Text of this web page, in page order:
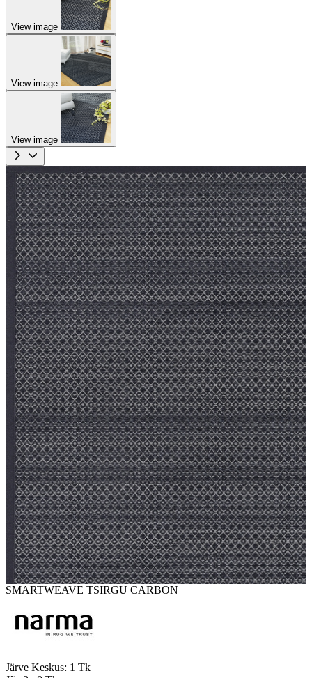
View image
View image
View image
SMARTWEAVE TSIRGU CARBON
Järve Keskus: 1 Tk